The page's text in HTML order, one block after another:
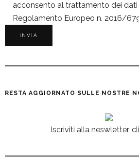
acconsento al trattamento dei dati
Regolamento Europeo n. 2016/
RESTA AGGIORNATO SULLE NOSTRE
Iscriviti alla neswletter,